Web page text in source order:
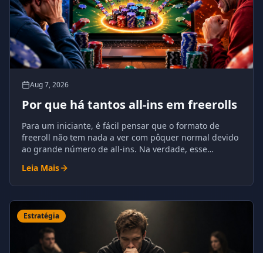
Aug 7, 2026
Por que há tantos all-ins em freerolls
Para um iniciante, é fácil pensar que o formato de
freeroll não tem nada a ver com pôquer normal devido
ao grande número de all-ins. Na verdade, esse
absolutamente natural para o pôquer.
Leia Mais
Estratégia